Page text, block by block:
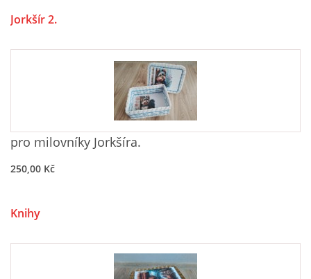
Jorkšír 2.
pro milovníky Jorkšíra.
250,00 Kč
Knihy